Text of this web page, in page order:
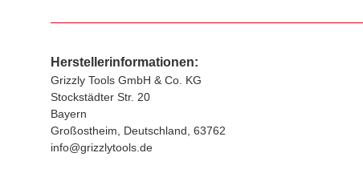
Herstellerinformationen:
Grizzly Tools GmbH & Co. KG
Stockstädter Str. 20
Bayern
Großostheim, Deutschland, 63762
info@grizzlytools.de